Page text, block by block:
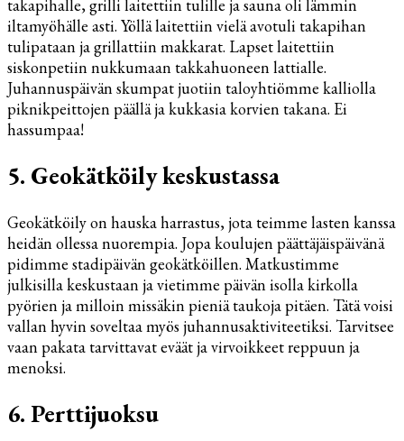
takapihalle, grilli laitettiin tulille ja sauna oli lämmin
iltamyöhälle asti. Yöllä laitettiin vielä avotuli takapihan
tulipataan ja grillattiin makkarat. Lapset laitettiin
siskonpetiin nukkumaan takkahuoneen lattialle.
Juhannuspäivän skumpat juotiin taloyhtiömme kalliolla
piknikpeittojen päällä ja kukkasia korvien takana. Ei
hassumpaa!
5. Geokätköily keskustassa
Geokätköily on hauska harrastus, jota teimme lasten kanssa
heidän ollessa nuorempia. Jopa koulujen päättäjäispäivänä
pidimme stadipäivän geokätköillen. Matkustimme
julkisilla keskustaan ja vietimme päivän isolla kirkolla
pyörien ja milloin missäkin pieniä taukoja pitäen. Tätä voisi
vallan hyvin soveltaa myös juhannusaktiviteetiksi. Tarvitsee
vaan pakata tarvittavat eväät ja virvoikkeet reppuun ja
menoksi.
6. Perttijuoksu